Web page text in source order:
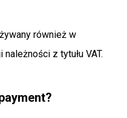
również w
z tytułu VAT.